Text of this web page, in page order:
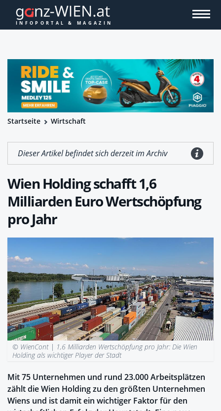
Startseite Wirtschaft
Dieser Artikel befindet sich derzeit im Archiv
Wien Holding schafft 1,6
Milliarden Euro Wertschöpfung
pro Jahr
© WienCont | 1,6 Milliarden Wertschöpfung pro Jahr: Die Wien
Holding als wichtiger Player der Stadt
Mit 75 Unternehmen und rund 23.000 Arbeitsplätzen
zählt die Wien Holding zu den größten Unternehmen
Wiens und ist damit ein wichtiger Faktor für den